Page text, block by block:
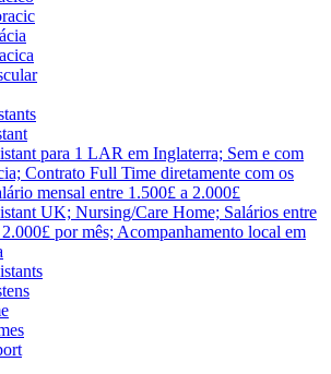
para 1 LAR em Inglaterra; Sem e com
Contrato Full Time diretamente com os
mensal entre 1.500£ a 2.000£
UK; Nursing/Care Home; Salários entre
por mês; Acompanhamento local em